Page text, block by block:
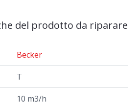
del prodotto da riparare
Becker
T
10 m3/h